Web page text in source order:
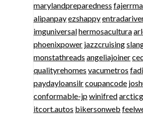
marylandpreparedness
alipanpayezshappy
imguniversalhermosacultura
phoenixpower jazzcruising
monstathreads angeliajoiner
qualityrehomes vacumetros
paydayloansilrcoupancode
conformable-jpwinifred
itcort.autos bikersonweb